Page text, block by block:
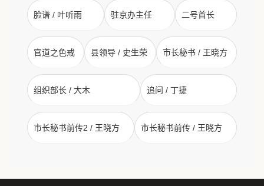
脸谱 / 叶听雨 驻京办主任 二号首长
官道之色戒 县领导 / 史生荣 市长秘书 / 王晓方
组织部长 / 大木 追问 / 丁捷
市长秘书前传2 / 王晓方 市长秘书前传 / 王晓方